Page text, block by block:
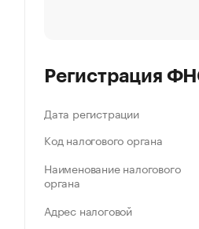
Регистрация
Дата регистрации
Код налогового органа
Наименование налогового
органа
Адрес налоговой